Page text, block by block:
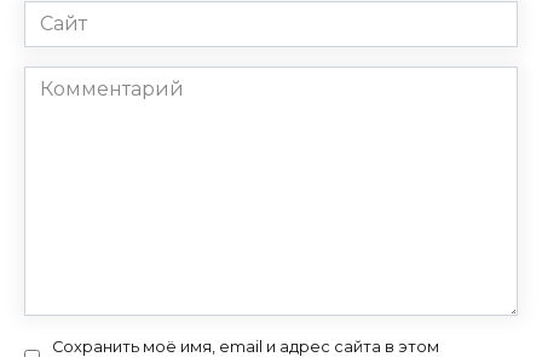
Сайт
Комментарий
Сохранить моё имя, email и адрес сайта в этом